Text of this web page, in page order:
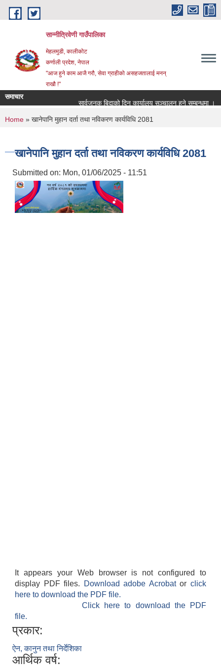
Skip to main content
सान्नीत्रिवेणी गाउँपालिका
मेहलमुडी, कालीकोट
कर्णाली प्रदेश, नेपाल
"आज हुने काम आजै गरौ, सेवा ग्राहीको असहजतालाई मनन्
राखौ !"
समाचार
सार्वजनुक बिदाको दिन कार्यालय सञ्चालन हुने सम्बन्धमा ।
You are here
Home » खानेपानि मुहान दर्ता तथा नविकरण कार्यविधि 2081
खानेपानि मुहान दर्ता तथा नविकरण कार्यविधि 2081
Submitted on: Mon, 01/06/2025 - 11:51
It appears your Web browser is not configured to
display PDF files.
Download adobe Acrobatorclick
here to download the PDF file.
Click here to download the PDF
file.
प्रकार:
ऐन, कानुन तथा निर्देशिका
आर्थिक वर्ष: